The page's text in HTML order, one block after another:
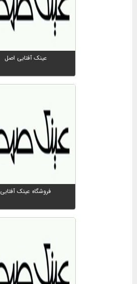
عینک آفتابی اصل
فروشگاه عینک آفتابی